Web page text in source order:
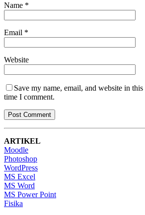
Name *
Email *
Website
Save my name, email, and website in
time I comment.
ARTIKEL
Moodle
Photoshop
WordPress
MS Excel
MS Word
MS Power Point
Fisika